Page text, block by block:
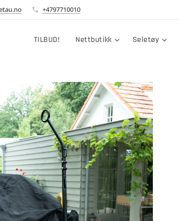
+4797710010
TILBUD! Nettbutikk Seletøy